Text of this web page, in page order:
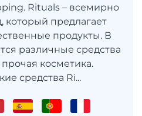
Rituals – всемирно
который предлагает
продукты. В
различные средства
косметика.
средства Ri...